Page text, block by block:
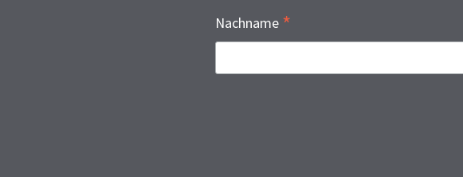
Nachname *